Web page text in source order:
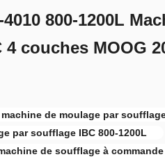
800-1200L
4 couches MOOG
machine de moulage par
par soufflage IBC 800-1200L
de soufflage à commande